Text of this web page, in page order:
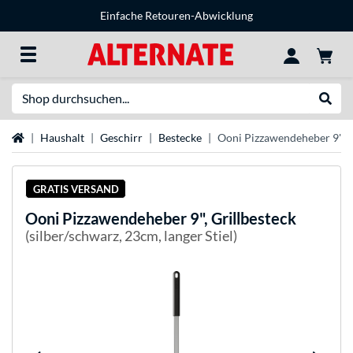
Einfache Retouren-Abwicklung
StartseiteHaushalt Geschirr Bestecke Ooni Pizzawendeheber 9",
GRATIS VERSAND
Ooni Pizzawendeheber 9", Grillbesteck
(silber/schwarz, 23cm, langer Stiel)